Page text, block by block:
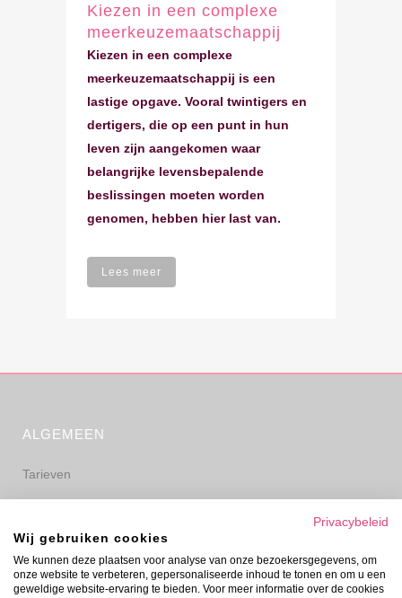
Kiezen in een complexe
meerkeuzemaatschappij
Kiezen in een complexe
meerkeuzemaatschappij is een
lastige opgave. Vooral twintigers en
dertigers, die op een punt in hun
leven zijn aangekomen waar
belangrijke levensbepalende
beslissingen moeten worden
genomen, hebben hier last van.
Lees meer
ALGEMEEN
Tarieven
Privacyverklaring
Disclaimer
Privacybeleid
Wij gebruiken cookies
We kunnen deze plaatsen voor analyse van onze bezoekersgegevens, om
onze website te verbeteren, gepersonaliseerde inhoud te tonen en om u een
geweldige website-ervaring te bieden. Voor meer informatie over de cookies